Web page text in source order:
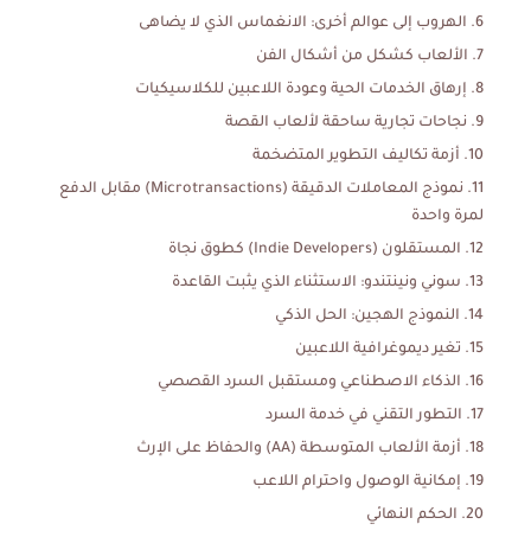
الهروب إلى عوالم أخرى: الانغماس الذي لا يضاهى
الألعاب كشكل من أشكال الفن
إرهاق الخدمات الحية وعودة اللاعبين للكلاسيكيات
نجاحات تجارية ساحقة لألعاب القصة
أزمة تكاليف التطوير المتضخمة
نموذج المعاملات الدقيقة (Microtransactions) مقابل الدفع
لمرة واحدة
المستقلون (Indie Developers) كطوق نجاة
سوني ونينتندو: الاستثناء الذي يثبت القاعدة
النموذج الهجين: الحل الذكي
تغير ديموغرافية اللاعبين
الذكاء الاصطناعي ومستقبل السرد القصصي
التطور التقني في خدمة السرد
أزمة الألعاب المتوسطة (AA) والحفاظ على الإرث
إمكانية الوصول واحترام اللاعب
الحكم النهائي